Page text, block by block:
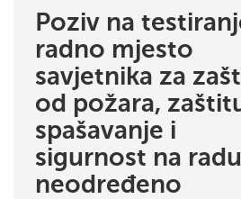
mjesto savjetnika za zaštitu od
sigurnost na radu – neodređeno
Poziv na
radno mjesto
savjetnika za
od požara,
spašavanje i
sigurnost na
neodređeno